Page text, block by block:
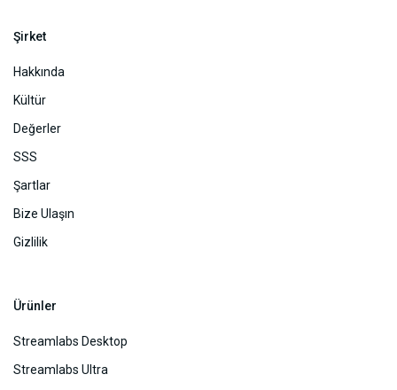
Şirket
Hakkında
Kültür
Değerler
SSS
Şartlar
Bize Ulaşın
Gizlilik
Ürünler
Streamlabs Desktop
Streamlabs Ultra